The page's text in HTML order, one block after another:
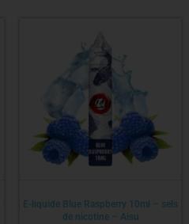
E-liquide Blue Raspberry 10ml – sels
de nicotine – Aisu